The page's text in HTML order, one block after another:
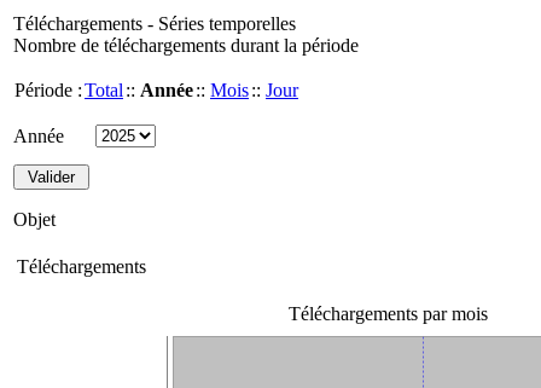
Téléchargements - Séries temporelles
Nombre de téléchargements durant la période
Période :Total :: Année:: Mois:: Jour
Année
Objet
Téléchargements
Téléchargements par mois